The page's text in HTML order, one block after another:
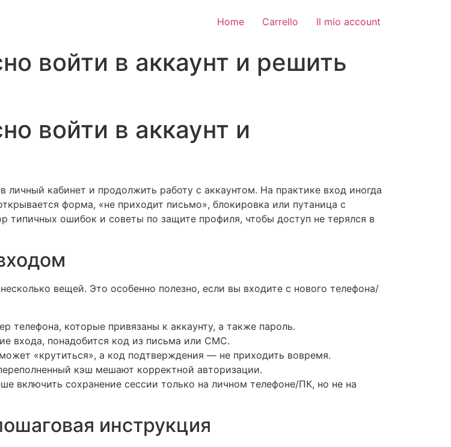
Home Carrello Il mio account
войти в аккаунт и решить
войти в аккаунт и
кабинет и продолжить работу с аккаунтом. На практике вход иногда
форма, «не приходит письмо», блокировка или путаница с
типичных ошибок и советы по защите профиля, чтобы доступ не терялся в
вещей. Это особенно полезно, если вы входите с нового телефона/
телефона, которые привязаны к аккаунту, а также пароль.
входа, понадобится код из письма или СМС.
«крутиться», а код подтверждения — не приходить вовремя.
кэш мешают корректной авторизации.
включить сохранение сессии только на личном телефоне/ПК, но не на
инструкция